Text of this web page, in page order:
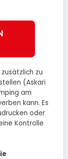
zu
(Askari
am
kann. Es
oder
Kontrolle